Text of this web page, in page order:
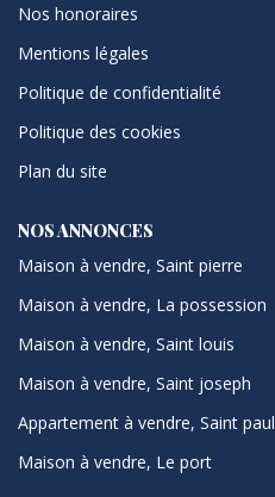
Nos honoraires
Mentions légales
Politique de confidentialité
Politique des cookies
Plan du site
NOS ANNONCES
Maison à vendre, Saint pierre
Maison à vendre, La possession
Maison à vendre, Saint louis
Maison à vendre, Saint joseph
Appartement à vendre, Saint paul
Maison à vendre, Le port